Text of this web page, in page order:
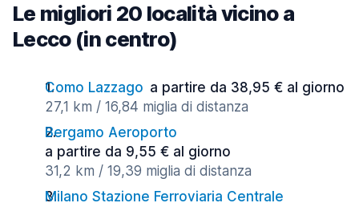
Le migliori 20 località vicino a
Lecco (in centro)
Como Lazzago a partire da 38,95 € al giorno
27,1 km / 16,84 miglia di distanza
Bergamo Aeroporto
a partire da 9,55 € al giorno
31,2 km / 19,39 miglia di distanza
Milano Stazione Ferroviaria Centrale